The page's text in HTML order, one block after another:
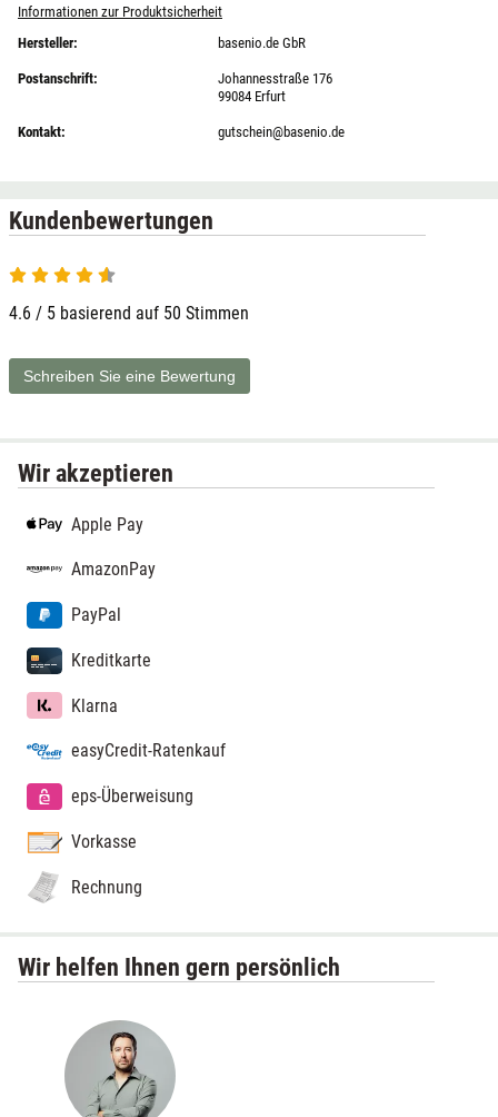
Informationen zur Produktsicherheit
Hersteller:
basenio.de GbR
Postanschrift:
Johannesstraße 176
99084 Erfurt
Kontakt: gutschein@basenio.de
Kundenbewertungen
4.6 / 5 basierend auf 50 Stimmen
Schreiben Sie eine Bewertung
Wir akzeptieren
Apple Pay
AmazonPay
PayPal
Kreditkarte
Klarna
easyCredit-Ratenkauf
eps-Überweisung
Vorkasse
Rechnung
Wir helfen Ihnen gern persönlich